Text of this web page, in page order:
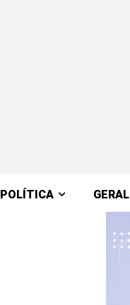
POLÍTICA GERAL